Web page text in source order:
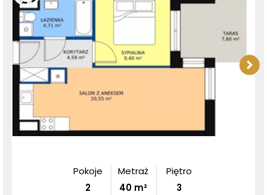
Pokoje
2
Metraż
40 m²
Piętro
3